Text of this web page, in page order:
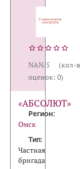
NAN/5 (кол-
оценок: 0)
«АБСОЛЮТ»
Регион:
Омск
Тип:
Частная
бригада